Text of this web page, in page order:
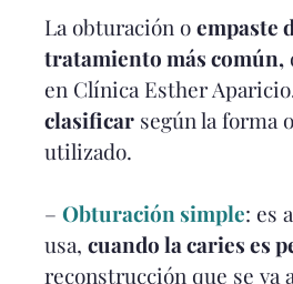
La obturación oempaste
tratamiento más común,
en Clínica Esther
clasificar según la forma
utilizado.
– Obturación simple: es
usa, cuando la caries es
reconstrucción que se va